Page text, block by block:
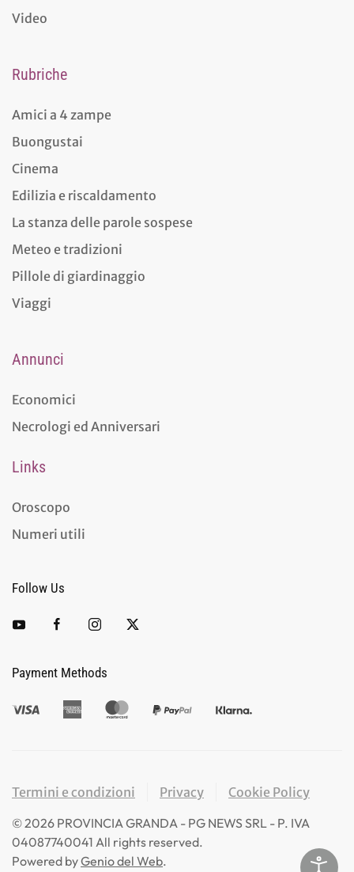
Video
Rubriche
Amici a 4 zampe
Buongustai
Cinema
Edilizia e riscaldamento
La stanza delle parole sospese
Meteo e tradizioni
Pillole di giardinaggio
Viaggi
Annunci
Economici
Necrologi ed Anniversari
Links
Oroscopo
Numeri utili
Follow Us
Payment Methods
Termini e condizioni Privacy
Cookie Policy
© 2026 PROVINCIA GRANDA - PG NEWS SRL - P. IVA
04087740041 All rights reserved.
Powered byGenio del Web.